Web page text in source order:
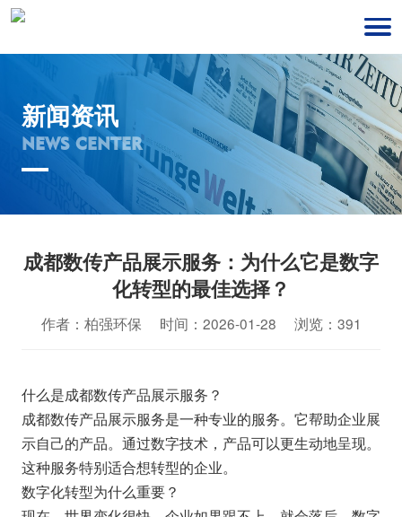
新闻资讯
NEWS CENTER
成都数传产品展示服务：为什么它是数字
化转型的最佳选择？
作者：柏强环保 时间：2026-01-28 浏览：391
什么是成都数传产品展示服务？
成都数传产品展示服务是一种专业的服务。它帮助企业展
示自己的产品。通过数字技术，产品可以更生动地呈现。
这种服务特别适合想转型的企业。
数字化转型为什么重要？